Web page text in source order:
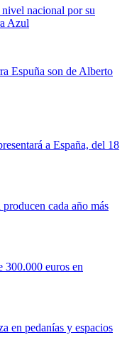
nacional por su
Azul
Espuña son de Alberto
a España, del 18
cada año más
300.000 euros en
en pedanías y espacios